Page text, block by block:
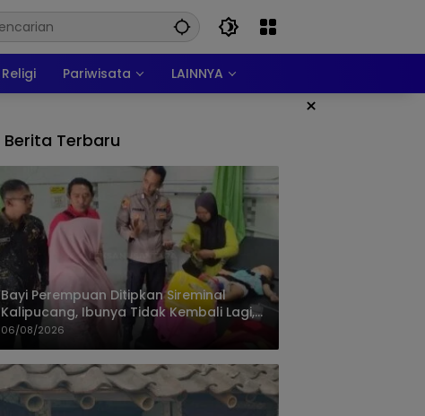
Religi Pariwisata LAINNYA
×
Berita Terbaru
Bayi Perempuan Ditipkan Sireminal
Kalipucang, Ibunya Tidak Kembali Lagi,
Polisi Telusuri Keberadaan Orang Tua
06/08/2026